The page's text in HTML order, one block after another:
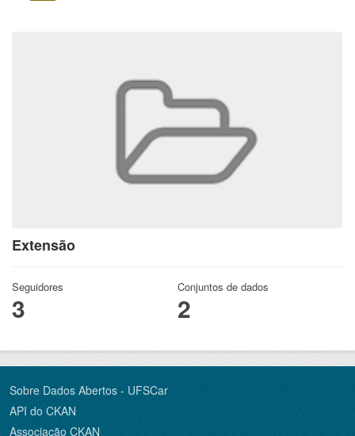
Extensão
Seguidores
3
Conjuntos de dados
2
Sobre Dados Abertos - UFSCar
API do CKAN
Associação CKAN